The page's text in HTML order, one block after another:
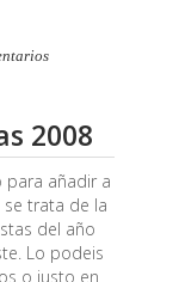
2008
para añadir a
trata de la
del año
Lo podeis
o justo en